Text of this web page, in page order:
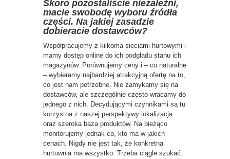
Skoro pozostaliście niezależni,
macie swobodę wyboru źródła
części. Na jakiej zasadzie
dobieracie dostawców?
Współpracujemy z kilkoma sieciami hurtowymi i
mamy dostęp online do ich podglądu stanu ich
magazynów. Porównujemy ceny i – co naturalne
– wybieramy najbardziej atrakcyjną ofertę na to,
co jest nam potrzebne. Nie zamykamy się na
dostawców, ale szczególnie często wracamy do
jednego z nich. Decydującymi czynnikami są tu
korzystna z naszej perspektywy lokalizacja
oraz szeroka baza produktów. Na bieżąco
monitorujemy jednak co, kto ma w jakich
cenach. Nigdy nie jest tak, że konkretna
hurtownia ma wszystko. Trzeba ciągle szukać.